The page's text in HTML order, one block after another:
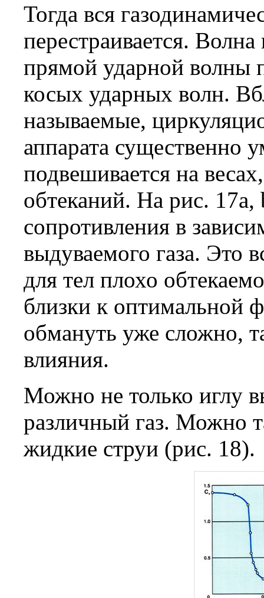
Тогда вся
перестраивается.
прямой ударной волны
косых ударных волн.
называемые,
аппарата существенно
подвешивается на
обтеканий. На рис. 17а,
сопротивления в
выдуваемого газа. Это
для тел плохо
близки к оптимальной
обмануть уже сложно,
влияния.
Можно не только иглу
различный газ. Можно
жидкие струи (рис. 18).